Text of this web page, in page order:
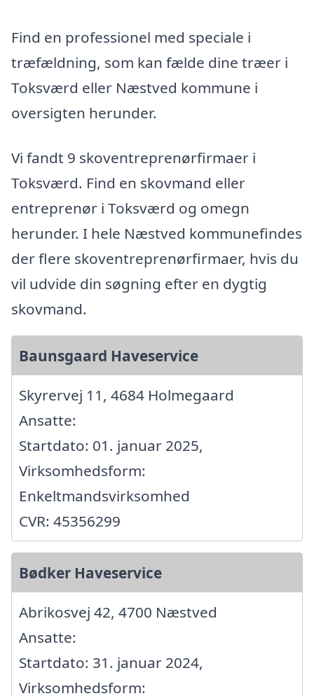
Find en professionel med speciale i
træfældning, som kan fælde dine træer i
Toksværd eller Næstved kommune i
oversigten herunder.
Vi fandt 9 skoventreprenørfirmaer i
Toksværd. Find en skovmand eller
entreprenør i Toksværd og omegn
herunder. I hele Næstved kommunefindes
der flere skoventreprenørfirmaer, hvis du
vil udvide din søgning efter en dygtig
skovmand.
Baunsgaard Haveservice
Skyrervej 11, 4684 Holmegaard
Ansatte:
Startdato: 01. januar 2025,
Virksomhedsform:
Enkeltmandsvirksomhed
CVR: 45356299
Bødker Haveservice
Abrikosvej 42, 4700 Næstved
Ansatte:
Startdato: 31. januar 2024,
Virksomhedsform: